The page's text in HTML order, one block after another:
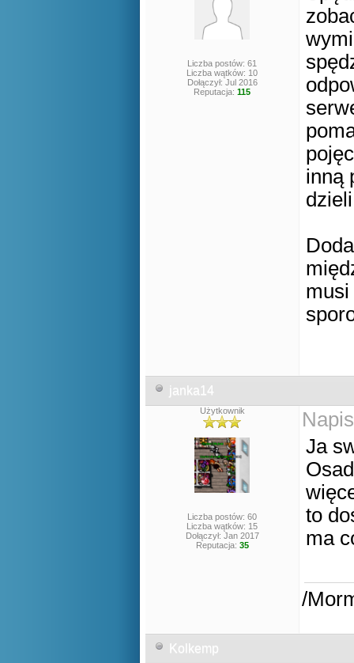
Liczba postów: 61
Liczba wątków: 10
Dołączył: Jul 2016
Reputacja: 115
inną
musi
janka14
Użytkownik
Liczba postów: 60
Liczba wątków: 15
Dołączył: Jan 2017
Reputacja: 35
Ja
to
ma
/
Kolkemp